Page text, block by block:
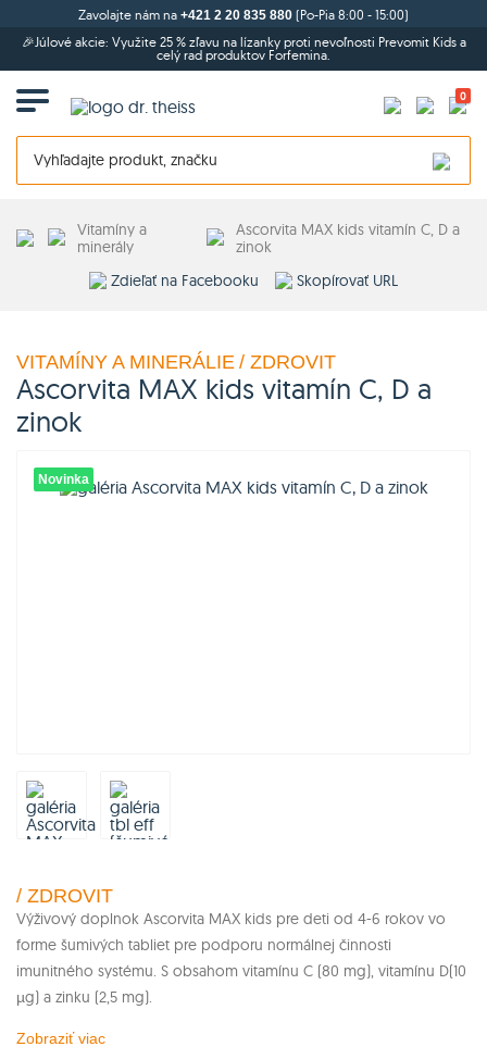
Zavolajte nám na +421 2 20 835 880 (Po-Pia 8:00 - 15:00)
🎉Júlové akcie: Využite 25 % zľavu na lízanky proti nevoľnosti Prevomit Kids a
celý rad produktov Forfemina.
0
Vitamíny a
minerály
Ascorvita MAX kids vitamín C, D a
zinok
Zdieľať na Facebooku
Skopírovať URL
VITAMÍNY A MINERÁLIE / ZDROVIT
Ascorvita MAX kids vitamín C, D a
zinok
Novinka
/ ZDROVIT
Výživový doplnok Ascorvita MAX kids pre deti od 4-6 rokov vo
forme šumivých tabliet pre podporu normálnej činnosti
imunitného systému. S obsahom vitamínu C (80 mg), vitamínu D(10
µg) a zinku (2,5 mg).
Zobraziť viac